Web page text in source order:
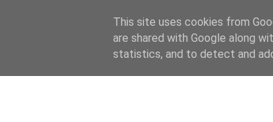
This site uses cookies from
are shared with Google along
statistics, and to detect and